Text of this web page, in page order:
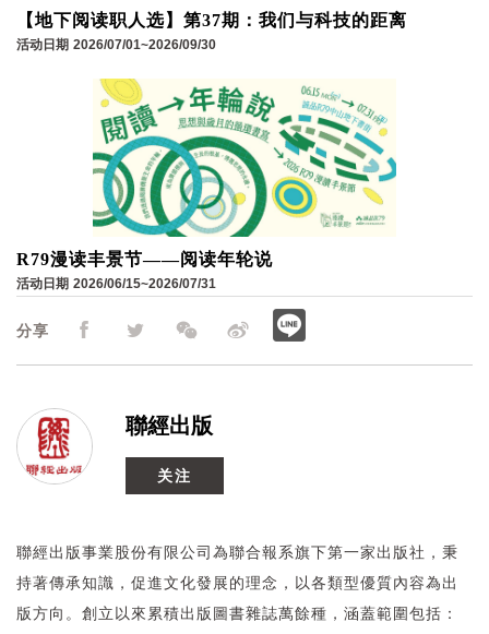
分享
聯經出版
关注
聯經出版事業股份有限公司為聯合報系旗下第一家出版社，秉
持著傳承知識，促進文化發展的理念，以各類型優質內容為出
版方向。創立以來累積出版圖書雜誌萬餘種，涵蓋範圍包括：
【地下阅读职人选】第37期：我们与科技的距离
活动日期 2026/07/01~2026/09/30
R79漫读丰景节——阅读年轮说
活动日期 2026/06/15~2026/07/31